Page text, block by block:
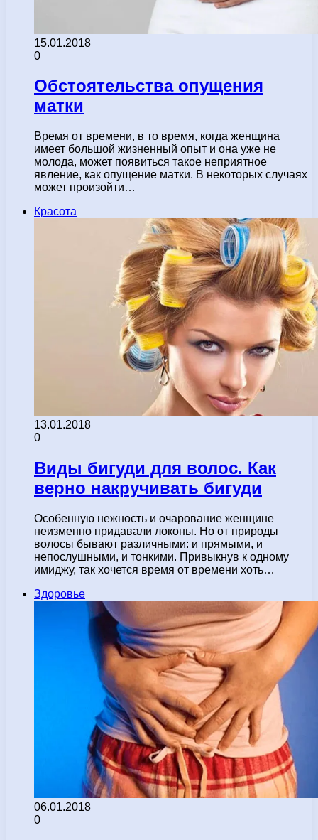
15.01.2018
0
Обстоятельства опущения
матки
Время от времени, в то время, когда женщина
имеет большой жизненный опыт и она уже не
молода, может появиться такое неприятное
явление, как опущение матки. В некоторых случаях
может произойти…
Красота
13.01.2018
0
Виды бигуди для волос. Как
верно накручивать бигуди
Особенную нежность и очарование женщине
неизменно придавали локоны. Но от природы
волосы бывают различными: и прямыми, и
непослушными, и тонкими. Привыкнув к одному
имиджу, так хочется время от времени хоть…
Здоровье
06.01.2018
0